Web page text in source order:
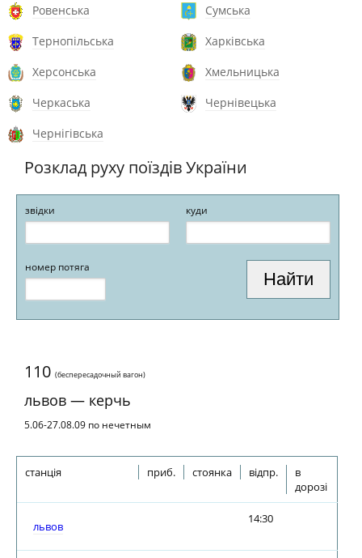
Ровенська
Сумська
Тернопільська
Харківська
Херсонська
Хмельницька
Черкаська
Чернівецька
Чернігівська
Розклад руху поїздів України
звідки куди
номер потяга
110 (беспересадочный вагон)
львов — керчь
5.06-27.08.09 по нечетным
станція приб. стоянка відпр.
в
дорозі
львов
14:30